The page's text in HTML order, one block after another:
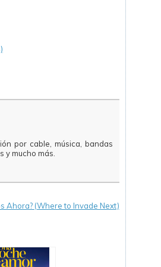
por cable, música, bandas
y mucho más.
Ahora? (Where to Invade Next)